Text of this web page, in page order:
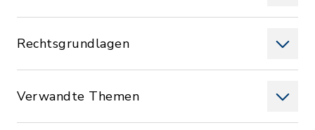
Rechtsgrundlagen
Verwandte Themen